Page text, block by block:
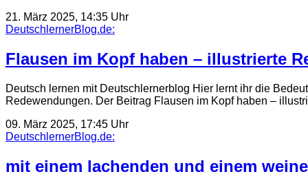
21. März 2025, 14:35 Uhr
DeutschlernerBlog.de:
Flausen im Kopf haben – illustrierte
Deutsch lernen mit Deutschlernerblog Hier lernt ihr die
Redewendungen. Der Beitrag Flausen im Kopf haben –
09. März 2025, 17:45 Uhr
DeutschlernerBlog.de:
mit einem lachenden und einem